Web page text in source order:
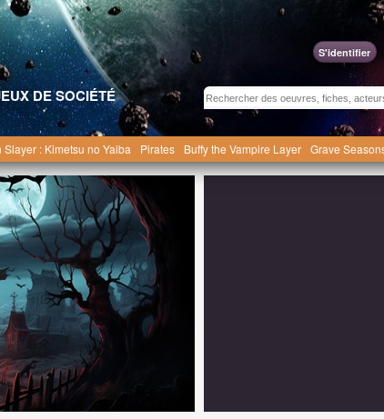
S'identifier
DE SOCIÉTÉ
Slayer : Kimetsu no Yaiba Pirates Buffy the Vampire Layer Grave